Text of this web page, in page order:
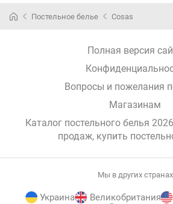
Постельное белье Cosas
Полная версия
Вопросы и пожелания
Магазинам
Каталог постельного белья
продаж, купить
Мы в других странах
Украина Великобритания